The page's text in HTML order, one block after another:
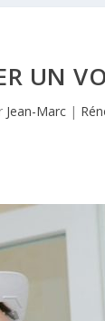
UN
Jean-Marc |